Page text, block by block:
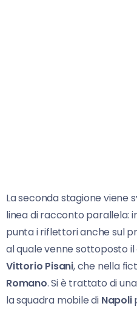
La seconda stagione viene
linea di racconto parallela:
punta i riflettori anche sul
al quale venne sottoposto
Vittorio Pisani, che nella
Romano. Si è trattato di
la squadra mobile di Napoli